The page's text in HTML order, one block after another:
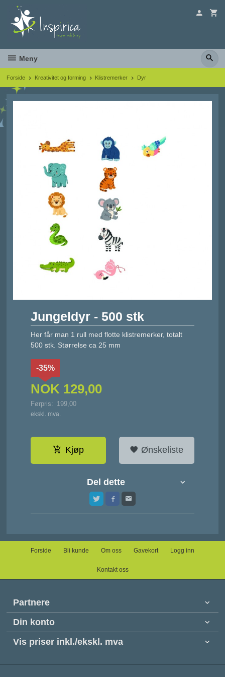
innholdet
Meny
Forside Kreativitet og forming Klistremerker Dyr
Jungeldyr - 500 stk
Her får man 1 rull med flotte klistremerker, totalt
500 stk. Størrelse ca 25 mm
NOK 129,00
Førpris: 199,00
Rabatt
-35%
ekskl. mva.
Kjøp Ønskeliste
Del dette
Forside Bli kunde Om oss Gavekort Logg inn
Kontakt oss
Partnere
Din konto
Vis priser inkl./ekskl. mva